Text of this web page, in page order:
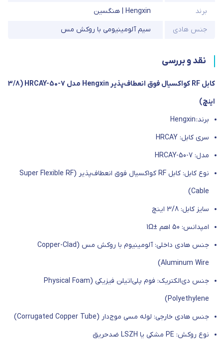
برند
Hengxin | هنگسین
جنس هادی
سیم آلومینیومی با روکش مس
نقد و بررسی
کابل RF کواکسیال فوق انعطاف‌پذیر Hengxin مدل HRCAY-50-7 (3/8
اینچ)
برند:Hengxin
سری کابل: HRCAY
مدل: HRCAY-50-7
نوع کابل: کابل RF کواکسیال فوق انعطاف‌پذیر (Super Flexible RF
Cable)
سایز کابل: 3/8 اینچ
امپدانس: 50 اهم ±1
Ω
جنس هادی داخلی: آلومینیوم با روکش مس (Copper-Clad
Aluminum Wire)
جنس دی‌الکتریک: فوم پلی‌اتیلن فیزیکی (Physical Foam
Polyethylene)
جنس هادی خارجی: لوله مسی موج‌دار (Corrugated Copper Tube)
نوع روکش: PE مشکی یا LSZH ضدحریق